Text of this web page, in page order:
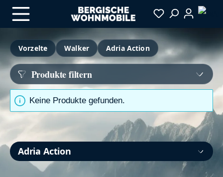
Zum Hauptinhalt springen
Vorzelte
Walker Adria Action
Produkte filtern
Keine Produkte gefunden.
Adria Action